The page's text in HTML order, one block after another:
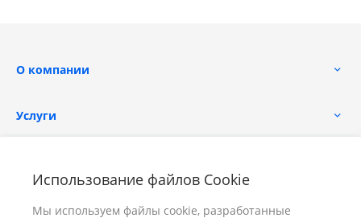
Использование файлов Cookie
Мы используем файлы cookie, разработанные
О компании
Услуги